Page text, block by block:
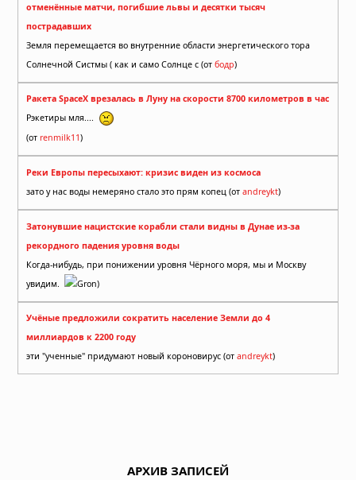
отменённые матчи, погибшие львы и десятки тысяч
пострадавших
Земля перемещается во внутренние области энергетического тора
Солнечной Систмы ( как и само Солнце с (от бодр)
Ракета SpaceX врезалась в Луну на скорости 8700 километров в час
Рэкетиры мля....
(от renmilk11)
Реки Европы пересыхают: кризис виден из космоса
зато у нас воды немеряно стало это прям копец (от andreykt)
Затонувшие нацистские корабли стали видны в Дунае из-за
рекордного падения уровня воды
Когда-нибудь, при понижении уровня Чёрного моря, мы и Москву
увидим.
Gron)
Учёные предложили сократить население Земли до 4
миллиардов к 2200 году
эти "ученные" придумают новый короновирус (от andreykt)
АРХИВ ЗАПИСЕЙ